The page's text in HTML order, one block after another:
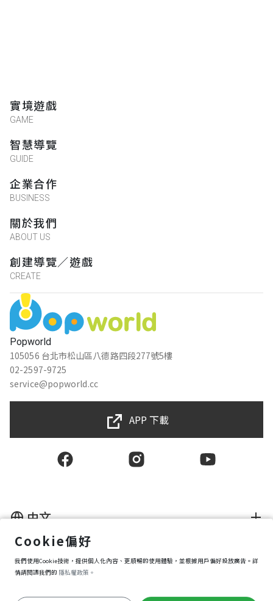
Popworld
105056 台北市松山區八德路四段277號5樓
02-2597-9725
service@popworld.cc
實境遊戲
GAME
智慧導覽
GUIDE
企業合作
BUSINESS
關於我們
ABOUT US
創建導覽／遊戲
CREATE
APP 下載
隱私權保護政策
資訊安全政策
中文
Cookie偏好
我們使用Cookie技術，提供個人化內容、更順暢的使用體驗，並根據用戶偏好投放廣告。詳
情請閱讀我們的 隱私權政策。